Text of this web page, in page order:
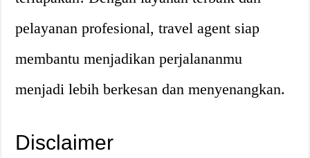
pelayanan profesional, travel agent siap
membantu menjadikan perjalananmu
menjadi lebih berkesan dan menyenangkan.
Disclaimer